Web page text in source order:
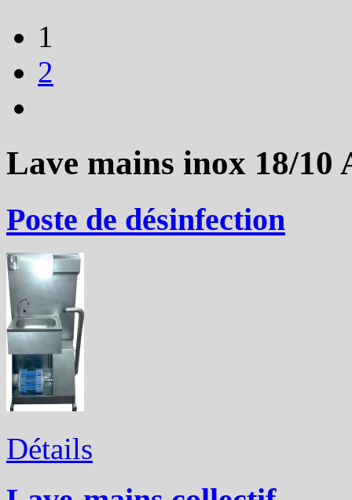
1
2
Lave mains inox 18/10
Poste de désinfection
Détails